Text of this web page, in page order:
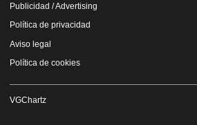
Publicidad / Advertising
Política de privacidad
Aviso legal
Política de cookies
VGChartz